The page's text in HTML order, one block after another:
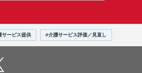
サービス提供 #介護サービス評価／見直し